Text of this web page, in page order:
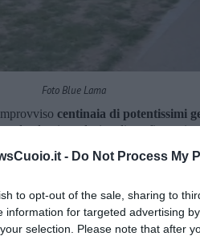
- Do Not Process My
to opt-out of the sale, sharing to
information for targeted advertising
selection. Please note that after
Foto Blue Lama
centinaia di potentissimi
dando vita a decine di
della musica. Eccola là, la